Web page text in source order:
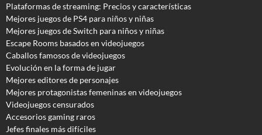
Plataformas de streaming: Precios y características
Mejores juegos de PS4 para niños y niñas
Mejores juegos de Switch para niños y niñas
Escape Rooms basados en videojuegos
Caballos famosos de videojuegos
Evolución en la forma de jugar
Mejores editores de personajes
Mejores protagonistas femeninas en videojuegos
Videojuegos censurados
Accesorios gaming raros
Jefes finales más difíciles